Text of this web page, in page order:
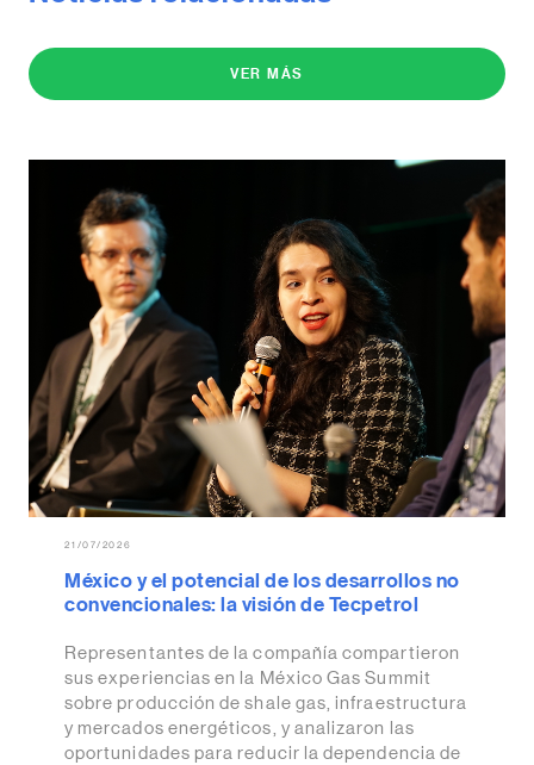
VER MÁS
21/07/2026
México y el potencial de los desarrollos no
convencionales: la visión de Tecpetrol
Representantes de la compañía compartieron
sus experiencias en la México Gas Summit
sobre producción de shale gas, infraestructura
y mercados energéticos, y analizaron las
oportunidades para reducir la dependencia de